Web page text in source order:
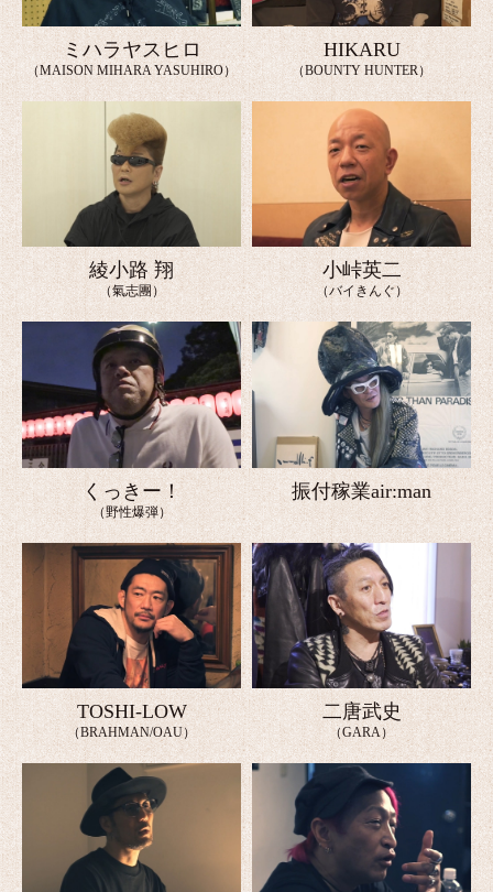
ミハラヤスヒロ
（MAISON MIHARA YASUHIRO）
HIKARU
（BOUNTY HUNTER）
綾小路 翔
（氣志團）
小峠英二
（バイきんぐ）
くっきー！
（野性爆弾）
振付稼業air:man
TOSHI-LOW
（BRAHMAN/OAU）
二唐武史
（GARA）